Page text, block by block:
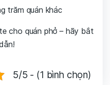
trăm quán khác
cho quán phở – hãy bắt
5/5 - (1 bình chọn)